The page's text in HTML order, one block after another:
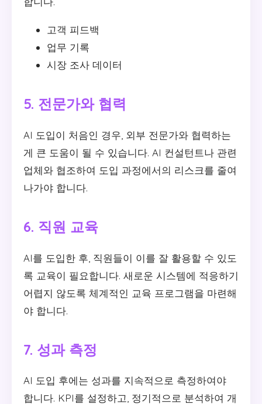
고객 피드백
업무 기록
시장 조사 데이터
5. 전문가와 협력
AI 도입이 처음인 경우, 외부 전문가와 협력하는
게 큰 도움이 될 수 있습니다. AI 컨설턴트나 관련
업체와 협조하여 도입 과정에서의 리스크를 줄여
나가야 합니다.
6. 직원 교육
AI를 도입한 후, 직원들이 이를 잘 활용할 수 있도
록 교육이 필요합니다. 새로운 시스템에 적응하기
어렵지 않도록 체계적인 교육 프로그램을 마련해
야 합니다.
7. 성과 측정
AI 도입 후에는 성과를 지속적으로 측정하여야
합니다. KPI를 설정하고, 정기적으로 분석하여 개